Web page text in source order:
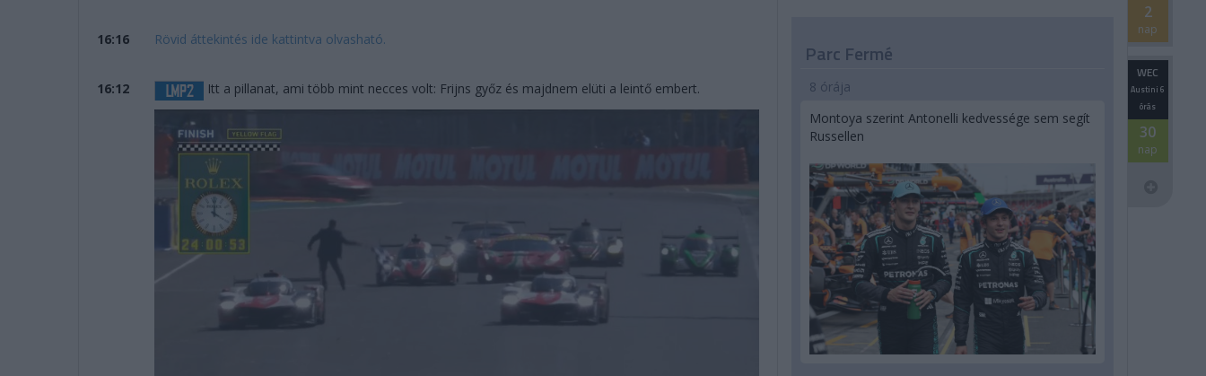
16:16 Rövid áttekintés ide kattintva olvasható.
16:12 Itt a pillanat, ami több mint necces volt: Frijns győz és majdnem elüti a leintő embert.
2
nap
WEC
Austini 6
órás
30
nap
Parc Fermé
8 órája
Montoya szerint Antonelli kedvessége sem segít
Russellen